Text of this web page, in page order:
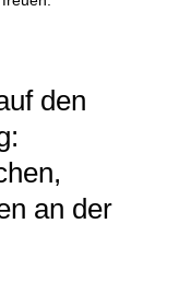
den
an der